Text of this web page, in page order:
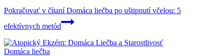
Pokračovať v čítaníDomáca liečba po uštipnutí včelou: 5
efektívnych metód
Domáca liečba